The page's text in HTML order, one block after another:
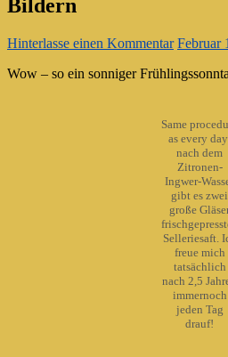
Bildern
Hinterlasse einen Kommentar Februar
Wow – so ein sonniger
Same
as every
nach dem
Zitronen-
Ingwer-
gibt es zwei
große
Selleriesaft.
freue mich
tatsächlich
nach 2,5
immernoch
jeden Tag
drauf!